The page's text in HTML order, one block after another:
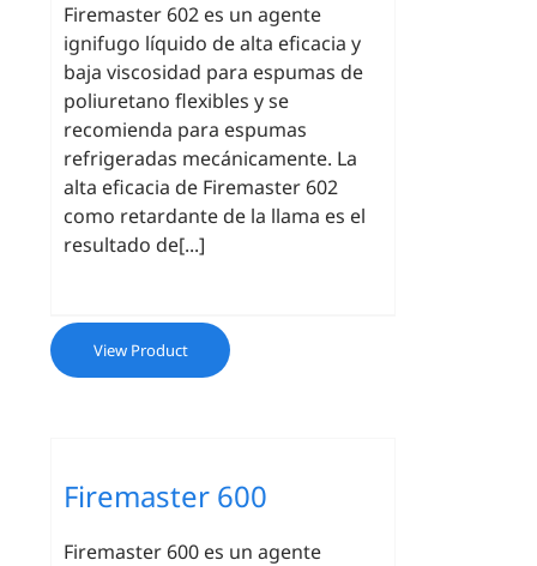
Firemaster 602 es un agente
ignifugo líquido de alta eficacia y
baja viscosidad para espumas de
poliuretano flexibles y se
recomienda para espumas
refrigeradas mecánicamente. La
alta eficacia de Firemaster 602
como retardante de la llama es el
resultado de[...]
View Product
Firemaster 600
Firemaster 600 es un agente